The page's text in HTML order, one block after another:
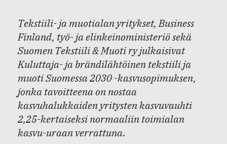
Tekstiili- ja muotialan yritykset, Business
Finland, työ- ja elinkeinoministeriö sekä
Suomen Tekstiili & Muoti ry julkaisivat
Kuluttaja- ja brändilähtöinen tekstiili ja
muoti Suomessa 2030 -kasvusopimuksen,
jonka tavoitteena on nostaa
kasvuhalukkaiden yritysten kasvuvauhti
2,25-kertaiseksi normaaliin toimialan
kasvu-uraan verrattuna.